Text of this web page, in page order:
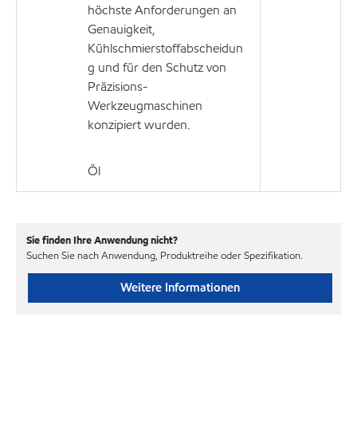
höchste Anforderungen an
Genauigkeit,
Kühlschmierstoffabscheidun
g und für den Schutz von
Präzisions-
Werkzeugmaschinen
konzipiert wurden.
Öl
Sie finden Ihre Anwendung nicht?
Suchen Sie nach Anwendung, Produktreihe oder Spezifikation.
Weitere Informationen